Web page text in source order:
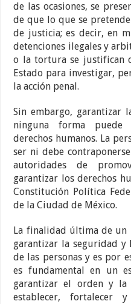
de las ocasiones, se
de que lo que se
de justicia; es decir, en
detenciones ilegales y
o la tortura se justifican
Estado para investigar,
la acción penal.
Sin embargo, garantizar
ninguna forma puede
derechos humanos. La
ser ni debe
autoridades de
garantizar los derechos
Constitución Política
de la Ciudad de México.
La finalidad última de un
garantizar la seguridad
de las personas y es por
es fundamental en un
garantizar el orden y la
establecer, fortalecer